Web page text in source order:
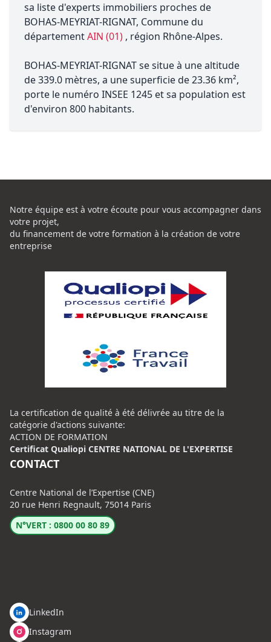
sa liste d'experts immobiliers proches de
BOHAS-MEYRIAT-RIGNAT, Commune du
départementAIN (01) , région Rhône-Alpes.
BOHAS-MEYRIAT-RIGNAT se situe à une altitude
de 339.0 mètres, a une superficie de 23.36 km²,
porte le numéro INSEE 1245 et sa population est
d'environ 800 habitants.
Notre équipe est à votre écoute pour vous accompagner dans
votre projet,
du financement de votre formation à la création de votre
entreprise
La certification de qualité à été délivrée au titre de la
catégorie d'actions suivante:
ACTION DE FORMATION
Certificat Qualiopi CENTRE NATIONAL DE L'EXPERTISE
CONTACT
Centre National de l’Expertise (CNE)
20 rue Henri Regnault, 75014 Paris
N°VERT : 0800 00 80 89
LinkedIn
Instagram